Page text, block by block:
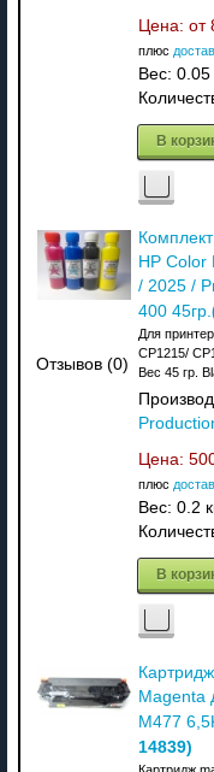
Цена: от
плюс
Вес: 0.05
В
Отзывов (0)
HP Color
/ 2025 /
400 45гр.
Для
CP1215/
Вес 45 гр.
Цена:
плюс
Вес: 0.2
В
Magenta
M477
14839)